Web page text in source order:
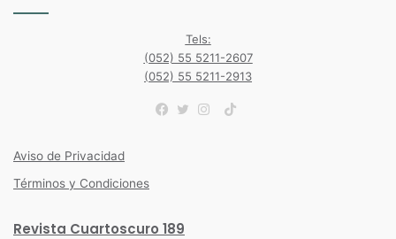
Tels:
(052) 55 5211-2607
(052) 55 5211-2913
TikTok
Aviso de Privacidad
Términos y Condiciones
Revista Cuartoscuro 189